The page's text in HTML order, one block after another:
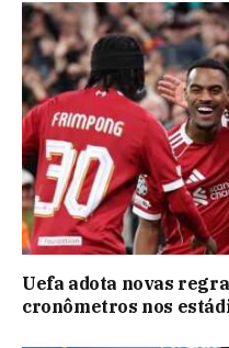
Uefa adota novas
cronômetros nos